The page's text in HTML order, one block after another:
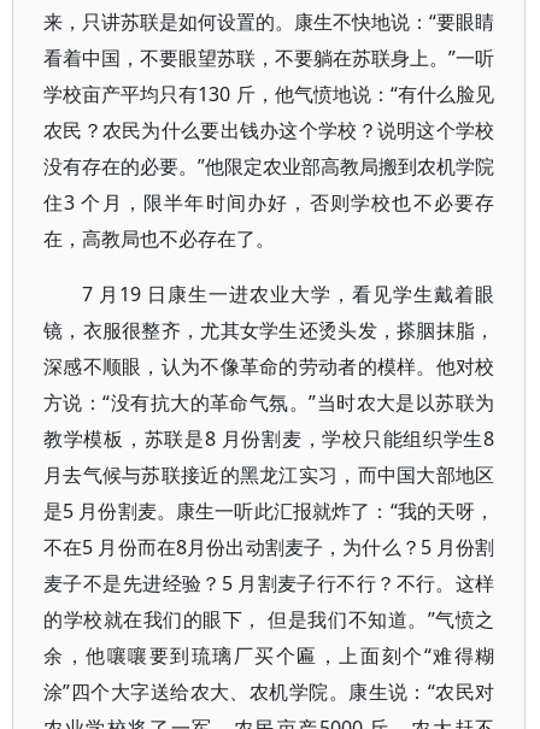
来，只讲苏联是如何设置的。康生不快地说：“要眼睛
看着中国，不要眼望苏联，不要躺在苏联身上。”一听
学校亩产平均只有130 斤，他气愤地说：“有什么脸见
农民？农民为什么要出钱办这个学校？说明这个学校
没有存在的必要。”他限定农业部高教局搬到农机学院
住3 个月，限半年时间办好，否则学校也不必要存
在，高教局也不必存在了。
7 月19 日康生一进农业大学，看见学生戴着眼
镜，衣服很整齐，尤其女学生还烫头发，搽胭抹脂，
深感不顺眼，认为不像革命的劳动者的模样。他对校
方说：“没有抗大的革命气氛。”当时农大是以苏联为
教学模板，苏联是8 月份割麦，学校只能组织学生8
月去气候与苏联接近的黑龙江实习，而中国大部地区
是5 月份割麦。康生一听此汇报就炸了：“我的天呀，
不在5 月份而在8月份出动割麦子，为什么？5 月份割
麦子不是先进经验？5 月割麦子行不行？不行。这样
的学校就在我们的眼下， 但是我们不知道。”气愤之
余，他嚷嚷要到琉璃厂买个匾，上面刻个“难得糊
涂”四个大字送给农大、农机学院。康生说：“农民对